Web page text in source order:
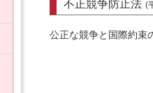
不正競争防止法 (
公正な競争と国際約束